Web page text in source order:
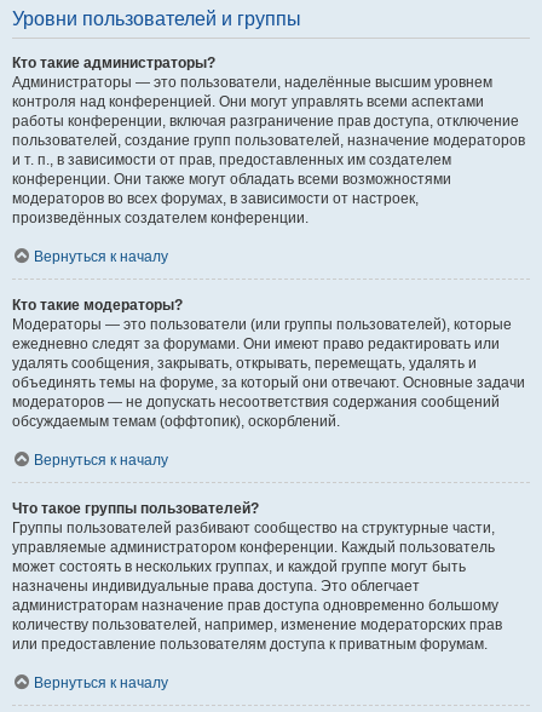
Уровни пользователей и группы
Кто такие администраторы?
Администраторы — это пользователи, наделённые высшим уровнем
контроля над конференцией. Они могут управлять всеми аспектами
работы конференции, включая разграничение прав доступа, отключение
пользователей, создание групп пользователей, назначение модераторов
и т. п., в зависимости от прав, предоставленных им создателем
конференции. Они также могут обладать всеми возможностями
модераторов во всех форумах, в зависимости от настроек,
произведённых создателем конференции.
Вернуться к началу
Кто такие модераторы?
Модераторы — это пользователи (или группы пользователей), которые
ежедневно следят за форумами. Они имеют право редактировать или
удалять сообщения, закрывать, открывать, перемещать, удалять и
объединять темы на форуме, за который они отвечают. Основные задачи
модераторов — не допускать несоответствия содержания сообщений
обсуждаемым темам (оффтопик), оскорблений.
Вернуться к началу
Что такое группы пользователей?
Группы пользователей разбивают сообщество на структурные части,
управляемые администратором конференции. Каждый пользователь
может состоять в нескольких группах, и каждой группе могут быть
назначены индивидуальные права доступа. Это облегчает
администраторам назначение прав доступа одновременно большому
количеству пользователей, например, изменение модераторских прав
или предоставление пользователям доступа к приватным форумам.
Вернуться к началу